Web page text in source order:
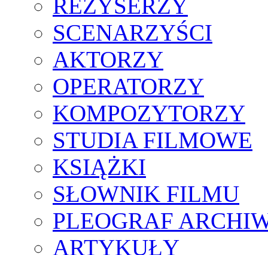
REŻYSERZY
SCENARZYŚCI
AKTORZY
OPERATORZY
KOMPOZYTORZY
STUDIA FILMOWE
KSIĄŻKI
SŁOWNIK FILMU
PLEOGRAF
ARTYKUŁY